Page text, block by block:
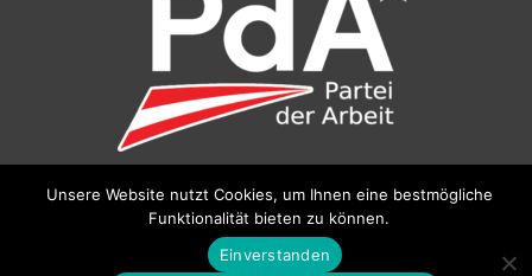
©Partei der Arbeit (PdA), Bundesbüro: Drorygasse 21, 1030
Wien, E‑Mail:pda@parteiderarbeit.at|Impressum
Datenschutzerklärung
Unsere Website nutzt Cookies, um Ihnen eine bestmögliche
Funktionalität bieten zu können.
Einverstanden